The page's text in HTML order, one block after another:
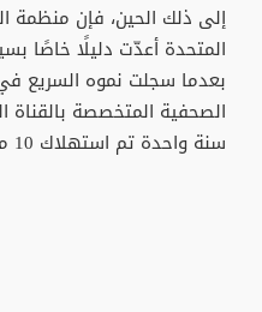
إلى ذلك الحين، فإن منظمة
بعدما سجلت نموه السريع
سنة واحدة تم استهلاك 10 مليارات وجبة.